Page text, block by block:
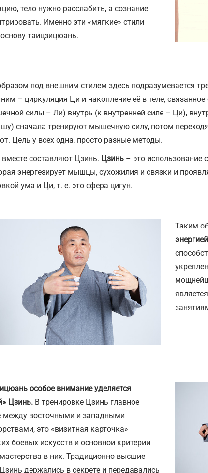
тело нужно расслабить, а сознание
Именно эти «мягкие» стили
тайцзицюань.
под внешним стилем здесь подразумевается
– циркуляция Ци и накопление её в теле,
силы – Ли) внутрь (к внутренней силе – Ци),
сначала тренируют мышечную силу, потом
Цель у всех одна, просто разные методы.
составляют Цзинь. Цзинь – это использование
энергезирует мышцы, сухожилия и связки и
ума и Ци, т. е. это сфера цигун.
Таким
особое внимание уделяется
Цзинь. В тренировке Цзинь главное
между восточными и западными
это «визитная карточка»
боевых искусств и основной критерий
в них. Традиционно высшие
держались в секрете и передавались